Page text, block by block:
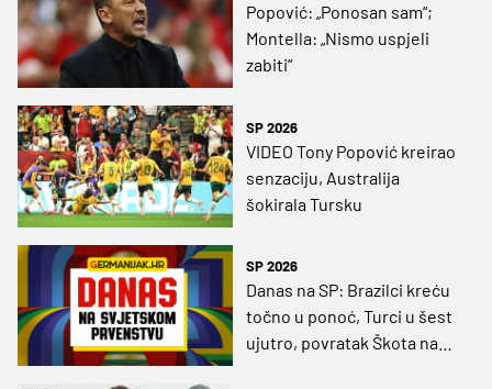
Popović: „Ponosan sam“;
Montella: „Nismo uspjeli
zabiti“
SP 2026
VIDEO Tony Popović kreirao
senzaciju, Australija
šokirala Tursku
SP 2026
Danas na SP: Brazilci kreću
točno u ponoć, Turci u šest
ujutro, povratak Škota na